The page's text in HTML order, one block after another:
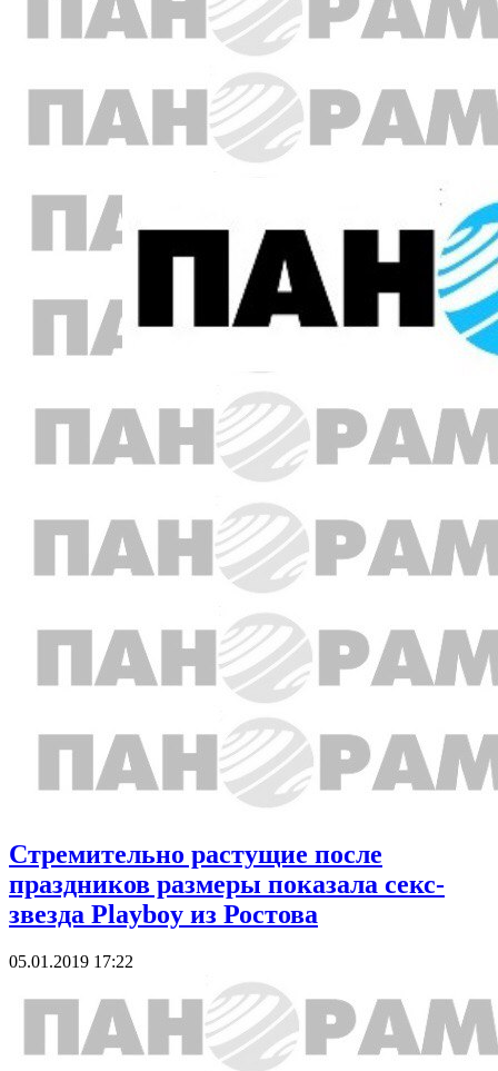
Стремительно растущие после
праздников размеры показала секс-
звезда Playboy из Ростова
05.01.2019 17:22